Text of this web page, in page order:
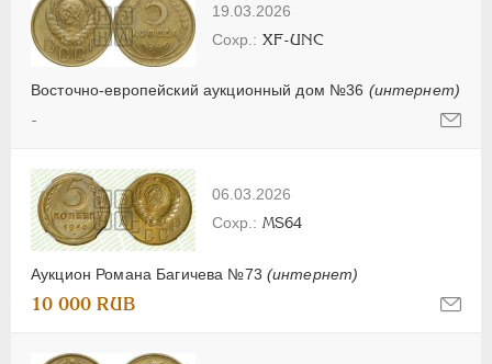
19.03.2026
Восточно-европейский аукционный дом №36 (интернет)
XF-UNC
-
06.03.2026
Аукцион Романа Багичева №73 (интернет)
MS64
10 000 RUB